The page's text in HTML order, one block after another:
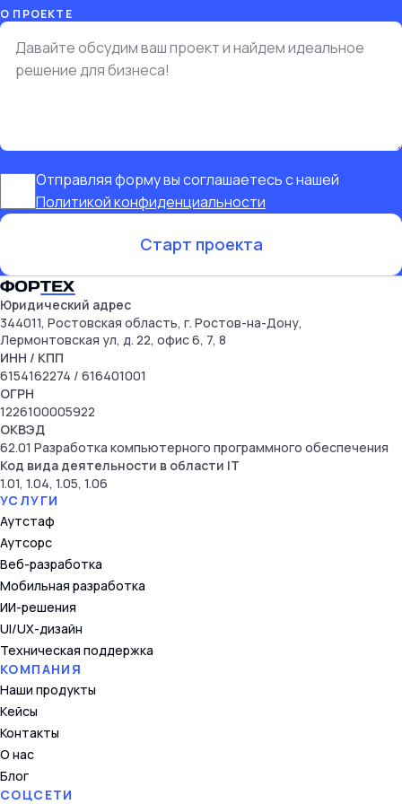
О ПРОЕКТЕ
Отправляя форму вы соглашаетесь с нашей
Политикой конфиденциальности
Старт проекта
Юридический адрес
344011, Ростовская область, г. Ростов-на-Дону,
Лермонтовская ул, д. 22, офис 6, 7, 8
ИНН / КПП
6154162274 / 616401001
ОГРН
1226100005922
ОКВЭД
62.01 Разработка компьютерного программного обеспечения
Код вида деятельности в области IT
1.01, 1.04, 1.05, 1.06
УСЛУГИ
Аутстаф
Аутсорс
Веб-разработка
Мобильная разработка
ИИ-решения
UI/UX-дизайн
Техническая поддержка
КОМПАНИЯ
Наши продукты
Кейсы
Контакты
О нас
Блог
СОЦСЕТИ